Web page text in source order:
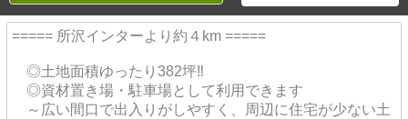
===== 所沢インターより約４km =====
◎土地面積ゆったり382坪‼
◎資材置き場・駐車場として利用できます
～広い間口で出入りがしやすく、周辺に住宅が少ない土